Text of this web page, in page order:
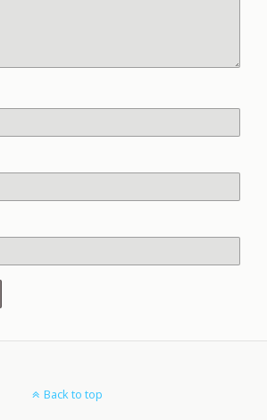
Back to top